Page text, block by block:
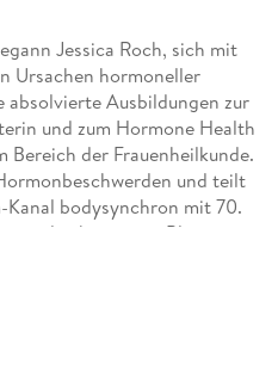
Jessica Roch, sich mit
Ursachen hormoneller
absolvierte Ausbildungen zur
und zum Hormone Health
Bereich der Frauenheilkunde.
und teilt
Kanal bodysynchron mit 70.
gleichnamigen Blog.